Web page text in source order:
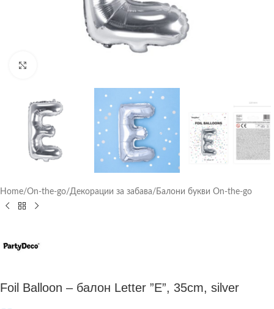
Home/On-the-go/Декорации за забава/ Балони букви On-the-go
Foil Balloon – балон Letter ”E”, 35cm, silver